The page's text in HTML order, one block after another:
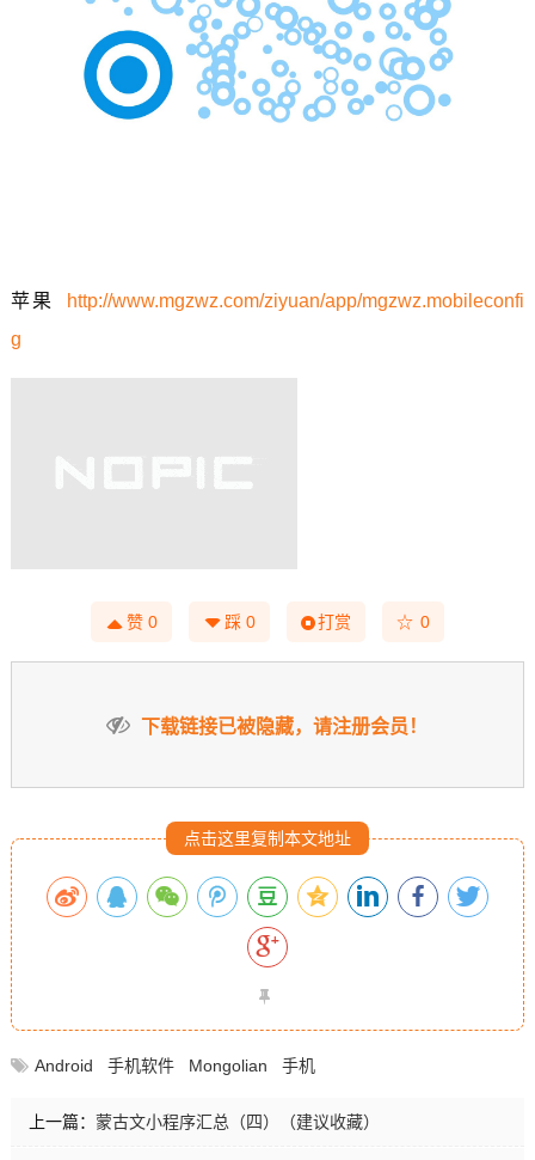
苹果
http://www.mgzwz.com/ziyuan/app/mgzwz.mobileconfi
g
赞 0 踩 0 打赏 ☆ 0
下载链接已被隐藏，请注册会员！
点击这里复制本文地址
Android 手机软件 Mongolian 手机
上一篇： 蒙古文小程序汇总（四）（建议收藏）